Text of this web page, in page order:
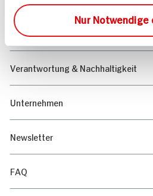
Nur Notwendige
Unser Magazin
Verantwortung & Nachhaltigkeit
Unternehmen
Newsletter
FAQ